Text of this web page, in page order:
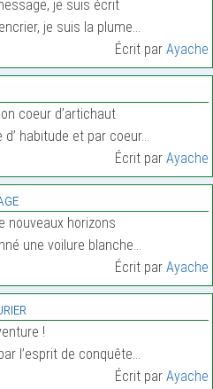
je suis écrit
je suis la plume…
Écrit par Ayache
coeur d’artichaut
d’ habitude et par coeur…
Écrit par Ayache
nouveaux horizons
une voilure blanche…
Écrit par Ayache
!
l’esprit de conquête…
Écrit par Ayache